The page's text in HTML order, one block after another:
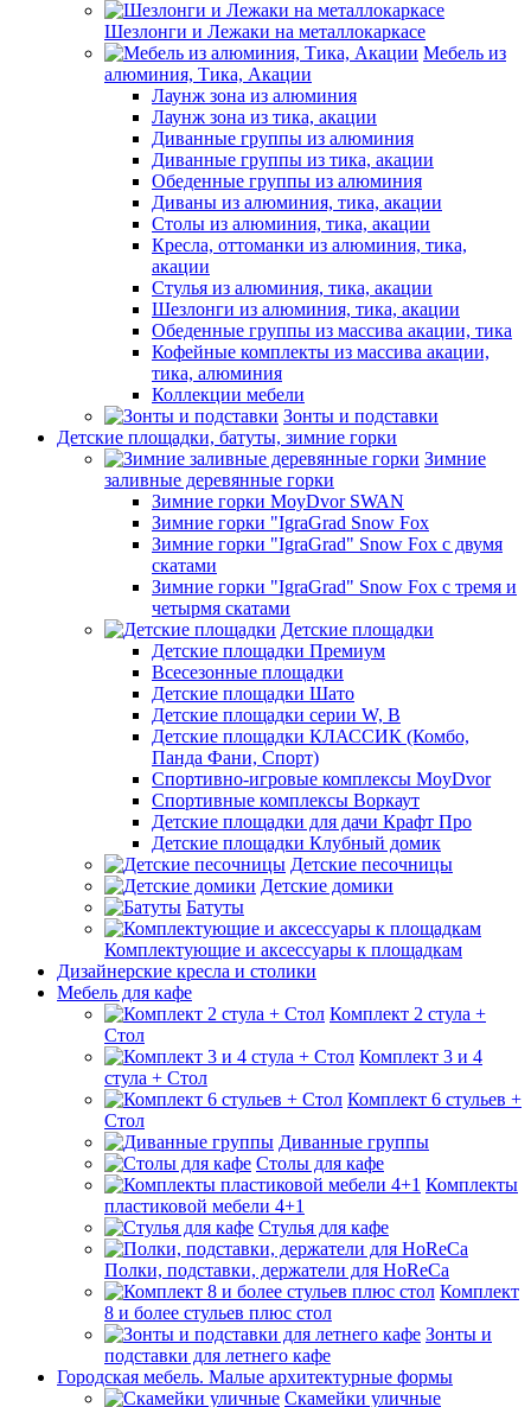
Шезлонги и Лежаки на металлокаркасе
Мебель из
алюминия, Тика, Акации
Лаунж зона из алюминия
Лаунж зона из тика, акации
Диванные группы из алюминия
Диванные группы из тика, акации
Обеденные группы из алюминия
Диваны из алюминия, тика, акации
Столы из алюминия, тика, акации
Кресла, оттоманки из алюминия, тика,
акации
Стулья из алюминия, тика, акации
Шезлонги из алюминия, тика, акации
Обеденные группы из массива акации, тика
Кофейные комплекты из массива акации,
тика, алюминия
Коллекции мебели
Зонты и подставки
Детские площадки, батуты, зимние горки
Зимние
заливные деревянные горки
Зимние горки MoyDvor SWAN
Зимние горки "IgraGrad Snow Fox
Зимние горки "IgraGrad" Snow Fox с двумя
скатами
Зимние горки "IgraGrad" Snow Fox с тремя и
четырмя скатами
Детские площадки
Детские площадки Премиум
Всесезонные площадки
Детские площадки Шато
Детские площадки серии W, В
Детские площадки КЛАССИК (Комбо,
Панда Фани, Спорт)
Спортивно-игровые комплексы MoyDvor
Спортивные комплексы Воркаут
Детские площадки для дачи Крафт Про
Детские площадки Клубный домик
Детские песочницы
Детские домики
Батуты
Комплектующие и аксессуары к площадкам
Дизайнерские кресла и столики
Мебель для кафе
Комплект 2 стула +
Стол
Комплект 3 и 4
стула + Стол
Комплект 6 стульев +
Стол
Диванные группы
Столы для кафе
Комплекты
пластиковой мебели 4+1
Стулья для кафе
Полки, подставки, держатели для HoReCa
Комплект
8 и более стульев плюс стол
Зонты и
подставки для летнего кафе
Городская мебель. Малые архитектурные формы
Скамейки уличные